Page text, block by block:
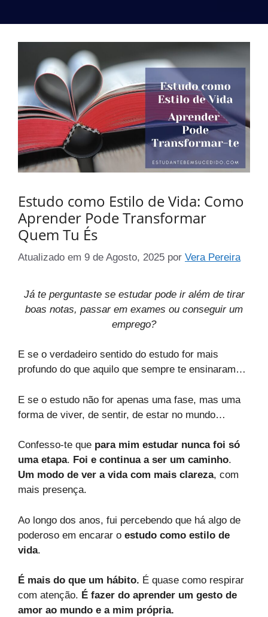
Estudo como Estilo de Vida: Como
Aprender Pode Transformar
Quem Tu És
Atualizado em 9 de Agosto, 2025 por Vera Pereira
Já te perguntaste se estudar pode ir além de tirar
boas notas, passar em exames ou conseguir um
emprego?
E se o verdadeiro sentido do estudo for mais
profundo do que aquilo que sempre te ensinaram…
E se o estudo não for apenas uma fase, mas uma
forma de viver, de sentir, de estar no mundo…
Confesso-te que para mim estudar nunca foi só
uma etapa. Foi e continua a ser um caminho.
Um modo de ver a vida com mais clareza, com
mais presença.
Ao longo dos anos, fui percebendo que há algo de
poderoso em encarar o estudo como estilo de
vida.
É mais do que um hábito. É quase como respirar
com atenção. É fazer do aprender um gesto de
amor ao mundo e a mim própria.